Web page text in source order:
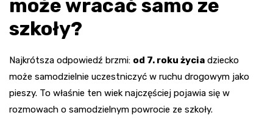
może wracać samo ze
szkoły?
Najkrótsza odpowiedź brzmi: od 7. roku życia dziecko
może samodzielnie uczestniczyć w ruchu drogowym jako
pieszy. To właśnie ten wiek najczęściej pojawia się w
rozmowach o samodzielnym powrocie ze szkoły.